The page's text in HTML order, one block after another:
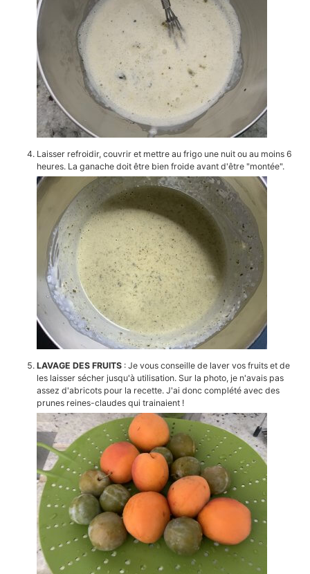
Laisser refroidir, couvrir et mettre au frigo une nuit ou au moins 6
heures. La ganache doit être bien froide avant d'être "montée".
LAVAGE DES FRUITS : Je vous conseille de laver vos fruits et de
les laisser sécher jusqu'à utilisation. Sur la photo, je n'avais pas
assez d'abricots pour la recette. J'ai donc complété avec des
prunes reines-claudes qui trainaient !